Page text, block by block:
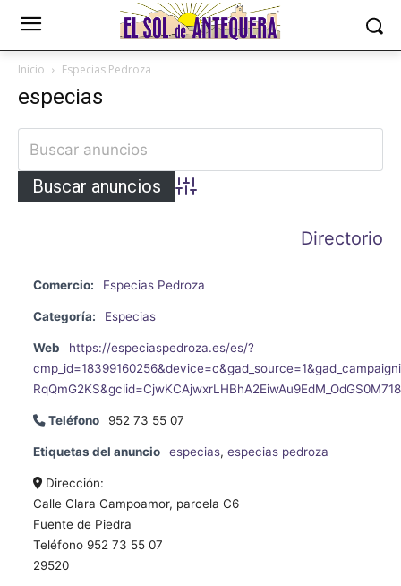
Inicio Especias Pedroza
especias
Búsqueda avanzada
Directorio
Comercio: Especias Pedroza
Categoría: Especias
Web
https://especiaspedroza.es/es/?
Teléfono 952 73 55 07
Etiquetas del anuncio especias, especias pedroza
Dirección:
Calle Clara Campoamor, parcela C6
Fuente de Piedra
Teléfono 952 73 55 07
29520